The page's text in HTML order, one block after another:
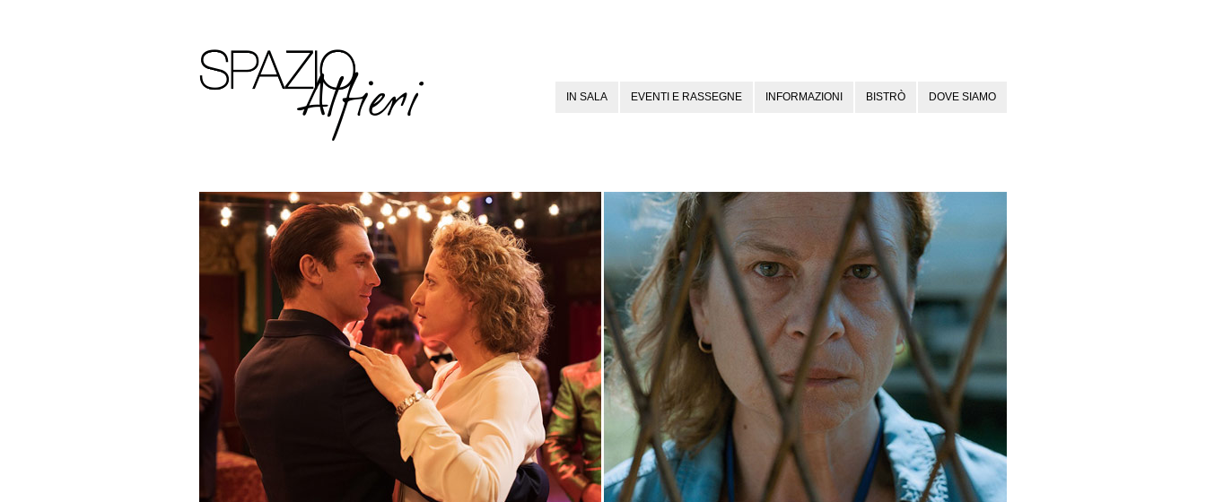
IN SALA EVENTI E RASSEGNE INFORMAZIONI BISTRÒ DOVE SIAMO